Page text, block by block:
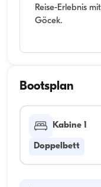
Reise-Erlebnis
Göcek.
Bootsplan
Kabine 1
Doppelbett